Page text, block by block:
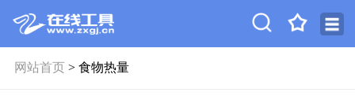
网站首页> 食物热量